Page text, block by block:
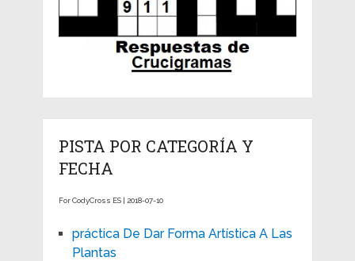
PISTA POR CATEGORÍA Y
FECHA
For CodyCross ES | 2018-07-10
práctica De Dar Forma Artística A Las
Plantas